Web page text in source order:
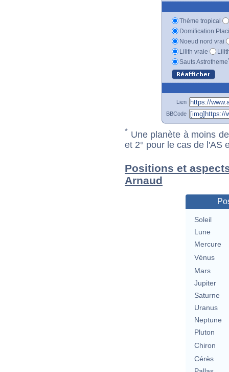
Thème tropical
Domification
Noeud nord vrai
Lilith vraie
Sauts Astrotheme
Lien
BBCode
* Une planète à moins
et 2° pour le cas de l'AS
Positions et
Arnaud
Soleil
Lune
Mercure
Vénus
Mars
Jupiter
Saturne
Uranus
Neptune
Pluton
Chiron
Cérès